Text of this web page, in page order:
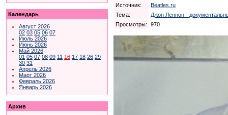
Календарь
Август 2026
02 03 05 06 07
Июль 2026
Июнь 2026
Май 2026
01 05 07 08 09 11 16 17 18 26 29
30 31
Апрель 2026
Март 2026
Февраль 2026
Январь 2026
Архив
Источник:
Beatles.ru
Тема:
Джон Леннон -
Просмотры:
970